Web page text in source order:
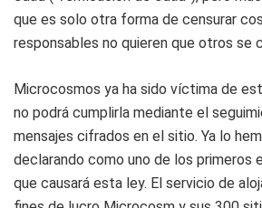
que es solo otra forma de censurar
responsables no quieren que otros se
Microcosmos ya ha sido víctima de
no podrá cumplirla mediante el
mensajes cifrados en el sitio. Ya lo
declarando como uno de los primeros
que causará esta ley. El servicio de